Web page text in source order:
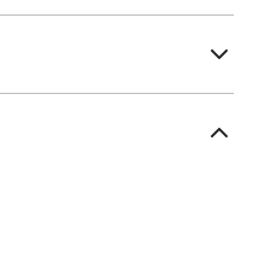
etter bruk